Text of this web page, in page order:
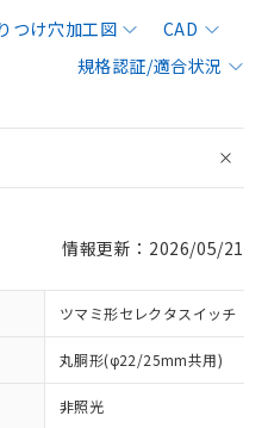
つけ穴加工図
CAD
規格認証/適合状況
情報更新：2026/05/21
ツマミ形セレクタスイッチ
丸胴形(φ22/25mm共用)
非照光